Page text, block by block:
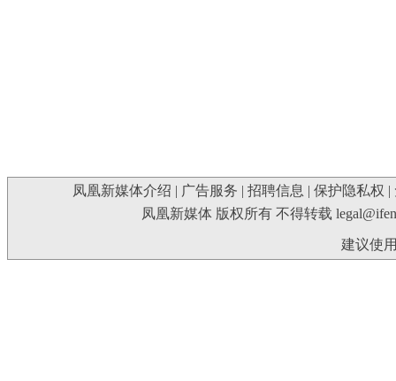
凤凰新媒体介绍 | 广告服务 | 招聘信息 | 保护隐私权 |
凤凰新媒体 版权所有 不得转载
建议使